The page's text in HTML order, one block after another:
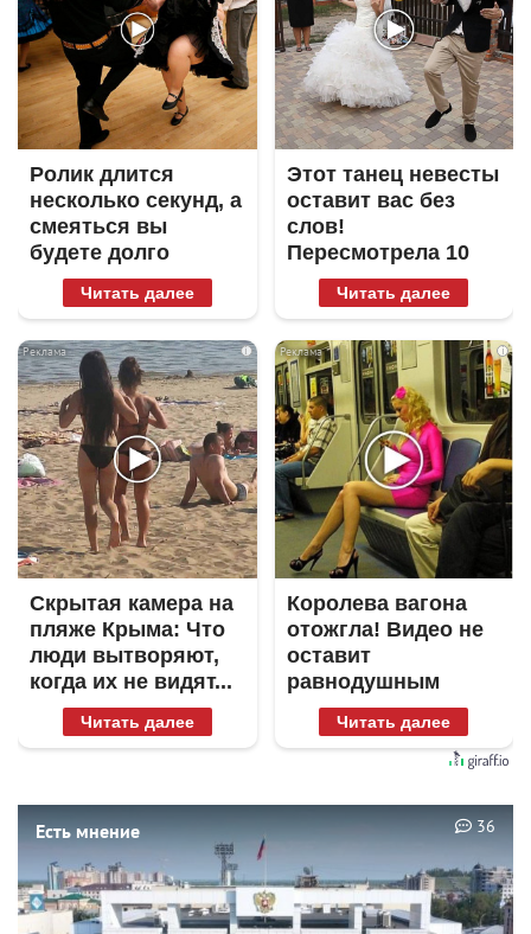
Ролик длится
несколько секунд, а
смеяться вы
будете долго
Читать далее
Этот танец невесты
оставит вас без
слов!
Пересмотрела 10
раз
Читать далее
i
Скрытая камера на
пляже Крыма: Что
люди вытворяют,
когда их не видят...
Читать далее
i
Королева вагона
отожгла! Видео не
оставит
равнодушным
Читать далее
Есть мнение 36